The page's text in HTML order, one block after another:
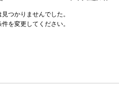
つかりませんでした。
を変更してください。